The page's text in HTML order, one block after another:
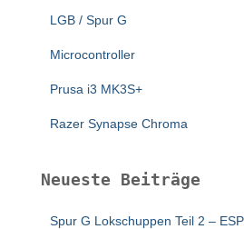
LGB / Spur G
Microcontroller
Prusa i3 MK3S+
Razer Synapse Chroma
Neueste Beiträge
Spur G Lokschuppen Teil 2 –